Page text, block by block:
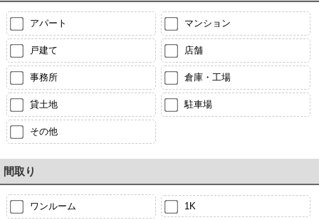
アパート マンション
戸建て 店舗
事務所 倉庫・工場
貸土地 駐車場
その他
間取り
ワンルーム 1K